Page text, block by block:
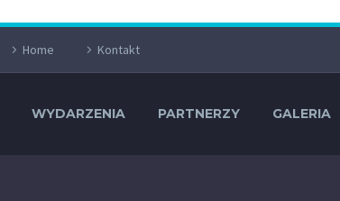
Home Kontakt
WYDARZENIA PARTNERZY GALERIA